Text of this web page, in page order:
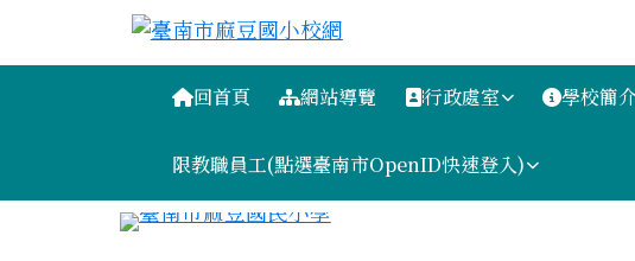
臺南市麻豆國小校網
回首頁 網站導覽 行政處室 學校簡
限教職員工(點選臺南市OpenID快速登入)